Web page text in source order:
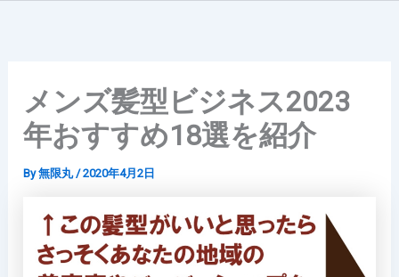
メンズ髪型ビジネス2023
年おすすめ18選を紹介
By無限丸 /2020年4月2日